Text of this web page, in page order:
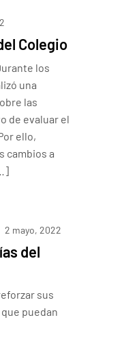
Colegio
los
una
las
de evaluar el
ello,
cambios a
2 mayo, 2022
del
sus
puedan